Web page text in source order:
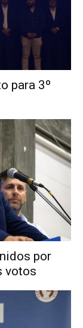
para 3º
por
votos